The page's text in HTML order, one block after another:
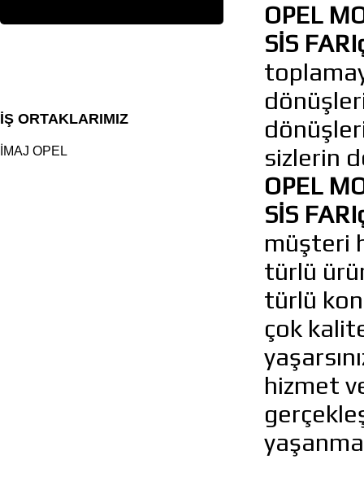
İŞ ORTAKLARIMIZ
İMAJ OPEL
OPEL
SİS
sizlerin
OPEL
SİS
müşteri
türlü
türlü
çok
hizmet